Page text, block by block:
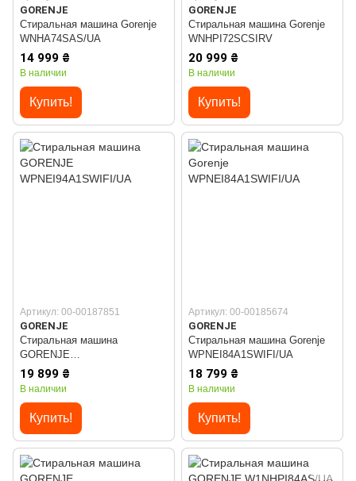
GORENJE
Стиральная машина Gorenje
WNHA74SAS/UA
14 999 ₴
В наличии
Купить!
GORENJE
Стиральная машина Gorenje
WNHPI72SCSIRV
20 999 ₴
В наличии
Купить!
Артикул: 00-00187851
GORENJE
Стиральная машина
GORENJE
WPNEI94A1SWIFI/UA
19 899 ₴
В наличии
Купить!
Артикул: 00-00185674
GORENJE
Стиральная машина Gorenje
WPNEI84A1SWIFI/UA
18 799 ₴
В наличии
Купить!